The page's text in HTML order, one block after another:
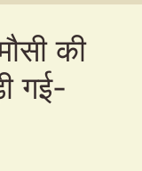
की
गई-